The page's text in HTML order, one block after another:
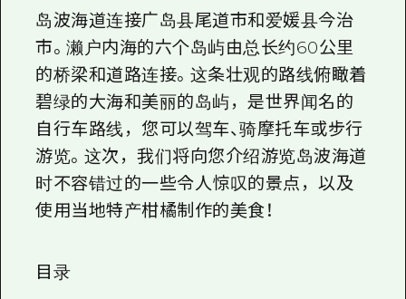
世界遗产
学习·体验
标准
历史·文化
治愈
自然
宫岛周边
东山口
短途旅行
半天
一日游
1晚2天
东山口
爱媛
岛根
次要流量摘要
设施拥堵
超值的游览门票
行李寄存和运送服务
广岛表情周游券
广岛免费无线上网
新闻
岛波海道连接广岛县尾道市和爱媛县今治
市。濑户内海的六个岛屿由总长约60公里
的桥梁和道路连接。这条壮观的路线俯瞰着
碧绿的大海和美丽的岛屿，是世界闻名的
自行车路线，您可以驾车、骑摩托车或步行
游览。这次，我们将向您介绍游览岛波海道
时不容错过的一些令人惊叹的景点，以及
使用当地特产柑橘制作的美食！
目录